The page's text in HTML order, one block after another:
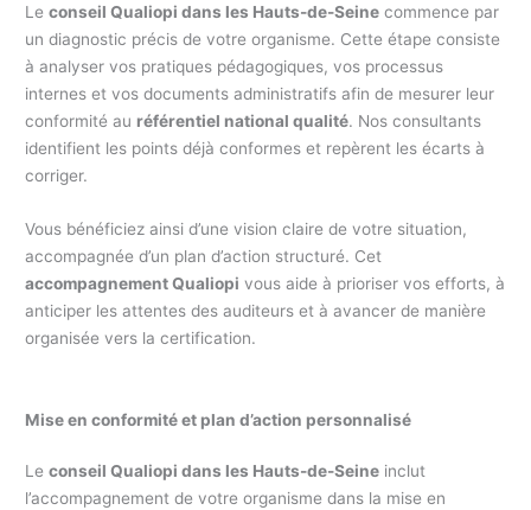
Leconseil Qualiopi dans les Hauts-de-Seine commence par
un diagnostic précis de votre organisme. Cette étape consiste
à analyser vos pratiques pédagogiques, vos processus
internes et vos documents administratifs afin de mesurer leur
conformité au référentiel national qualité. Nos consultants
identifient les points déjà conformes et repèrent les écarts à
corriger.
Vous bénéficiez ainsi d’une vision claire de votre situation,
accompagnée d’un plan d’action structuré. Cet
accompagnement Qualiopi vous aide à prioriser vos efforts, à
anticiper les attentes des auditeurs et à avancer de manière
organisée vers la certification.
Mise en conformité et plan d’action personnalisé
Leconseil Qualiopi dans les Hauts-de-Seine inclut
l’accompagnement de votre organisme dans la mise en